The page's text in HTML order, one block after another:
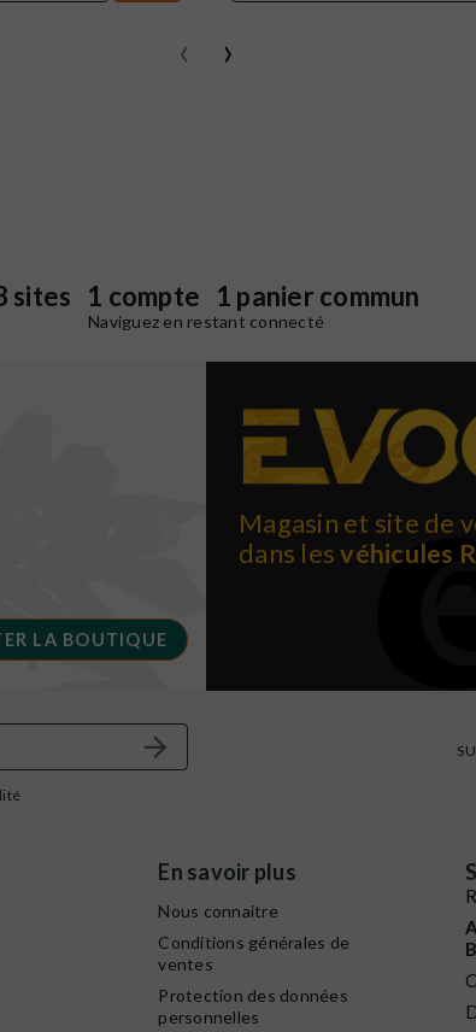
‹ ›
sites 1 compte 1 panier commun
Naviguez en restant connecté
LA BOUTIQUE
Magasin et site de
dans lesvéhicules
En savoir plus
Nous connaitre
Conditions générales de
ventes
Protection des données
personnelles